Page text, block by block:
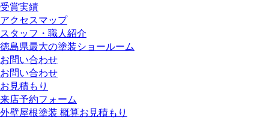
受賞実績
アクセスマップ
スタッフ・職人紹介
徳島県最大の塗装ショールーム
お問い合わせ
お問い合わせ
お見積もり
来店予約フォーム
外壁屋根塗装 概算お見積もり